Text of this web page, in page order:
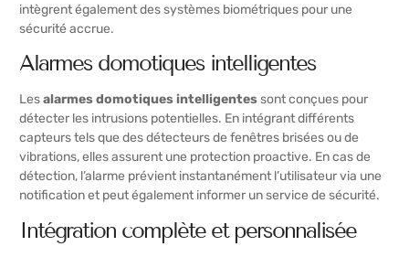
intègrent également des systèmes biométriques pour une
sécurité accrue.
Alarmes domotiques intelligentes
Lesalarmes domotiques intelligentessont conçues pour
détecter les intrusions potentielles. En intégrant différents
capteurs tels que des détecteurs de fenêtres brisées ou de
vibrations, elles assurent une protection proactive. En cas de
détection, l’alarme prévient instantanément l’utilisateur via une
notification et peut également informer un service de sécurité.
Intégration complète et personnalisée